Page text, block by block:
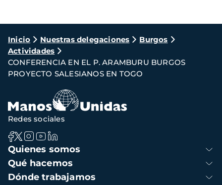
Ruta
de
navegación
Inicio Nuestras delegaciones
Burgos
Actividades
CONFERENCIA EN EL P. ARAMBURU BURGOS
PROYECTO SALESIANOS EN TOGO
Navegación
principal
Quienes somos
Qué hacemos
Dónde trabajamos
Redes sociales